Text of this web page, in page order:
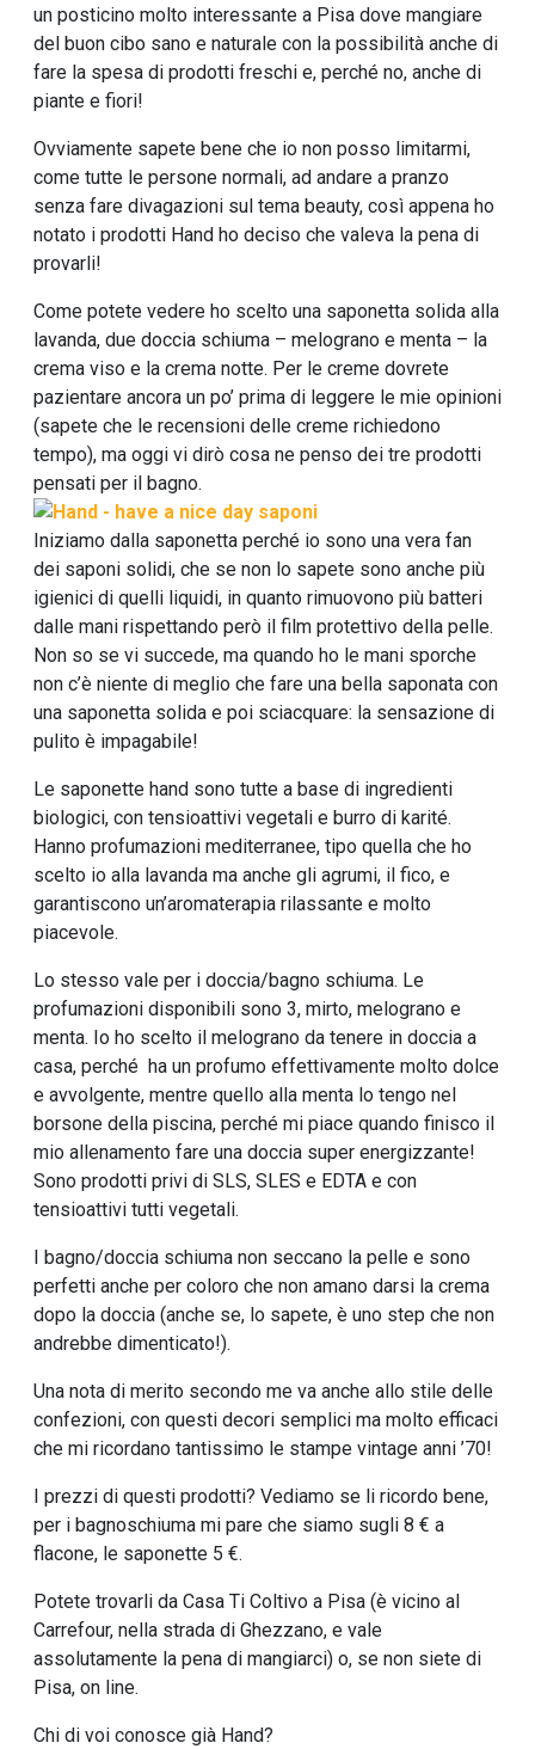
un posticino molto interessante a Pisa dove mangiare
del buon cibo sano e naturale con la possibilità anche di
fare la spesa di prodotti freschi e, perché no, anche di
piante e fiori!
Ovviamente sapete bene che io non posso limitarmi,
come tutte le persone normali, ad andare a pranzo
senza fare divagazioni sul tema beauty, così appena ho
notato i prodotti Hand ho deciso che valeva la pena di
provarli!
Come potete vedere ho scelto una saponetta solida alla
lavanda, due doccia schiuma – melograno e menta – la
crema viso e la crema notte. Per le creme dovrete
pazientare ancora un po’ prima di leggere le mie opinioni
(sapete che le recensioni delle creme richiedono
tempo), ma oggi vi dirò cosa ne penso dei tre prodotti
pensati per il bagno.
Iniziamo dalla saponetta perché io sono una vera fan
dei saponi solidi, che se non lo sapete sono anche più
igienici di quelli liquidi, in quanto rimuovono più batteri
dalle mani rispettando però il film protettivo della pelle.
Non so se vi succede, ma quando ho le mani sporche
non c’è niente di meglio che fare una bella saponata con
una saponetta solida e poi sciacquare: la sensazione di
pulito è impagabile!
Le saponette hand sono tutte a base di ingredienti
biologici, con tensioattivi vegetali e burro di karité.
Hanno profumazioni mediterranee, tipo quella che ho
scelto io alla lavanda ma anche gli agrumi, il fico, e
garantiscono un’aromaterapia rilassante e molto
piacevole.
Lo stesso vale per i doccia/bagno schiuma. Le
profumazioni disponibili sono 3, mirto, melograno e
menta. Io ho scelto il melograno da tenere in doccia a
casa, perché ha un profumo effettivamente molto dolce
e avvolgente, mentre quello alla menta lo tengo nel
borsone della piscina, perché mi piace quando finisco il
mio allenamento fare una doccia super energizzante!
Sono prodotti privi di SLS, SLES e EDTA e con
tensioattivi tutti vegetali.
I bagno/doccia schiuma non seccano la pelle e sono
perfetti anche per coloro che non amano darsi la crema
dopo la doccia (anche se, lo sapete, è uno step che non
andrebbe dimenticato!).
Una nota di merito secondo me va anche allo stile delle
confezioni, con questi decori semplici ma molto efficaci
che mi ricordano tantissimo le stampe vintage anni ’70!
I prezzi di questi prodotti? Vediamo se li ricordo bene,
per i bagnoschiuma mi pare che siamo sugli 8 € a
flacone, le saponette 5 €.
Potete trovarli da Casa Ti Coltivo a Pisa (è vicino al
Carrefour, nella strada di Ghezzano, e vale
assolutamente la pena di mangiarci) o, se non siete di
Pisa, on line.
Chi di voi conosce già Hand?